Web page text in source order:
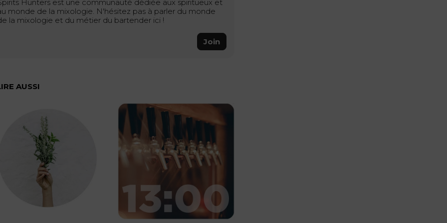
Hunters est une communauté dédiée aux spiritueux et
monde de la mixologie. N'hésitez pas à parler du monde
la mixologie et du métier du bartender ici !
Join
AUSSI